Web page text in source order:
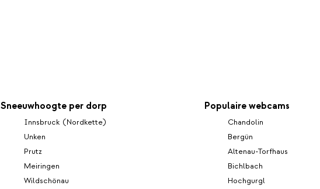
Sneeuwhoogte per dorp
Innsbruck (Nordkette)
Unken
Prutz
Meiringen
Wildschönau
Populaire webcams
Chandolin
Bergün
Altenau-Torfhaus
Bichlbach
Hochgurgl